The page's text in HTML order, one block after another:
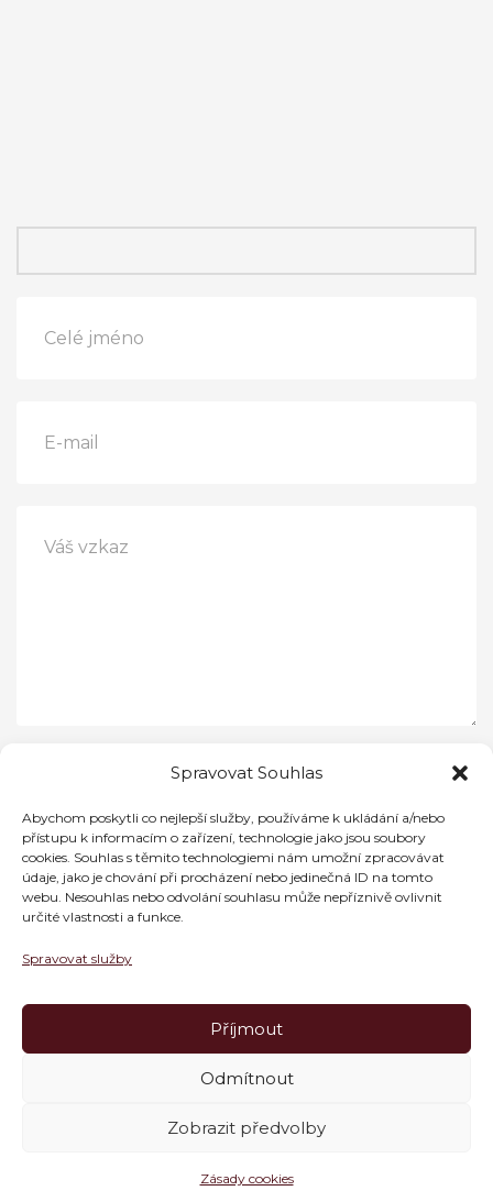
Spravovat Souhlas
Abychom poskytli co nejlepší služby, používáme k ukládání a/nebo
přístupu k informacím o zařízení, technologie jako jsou soubory
cookies. Souhlas s těmito technologiemi nám umožní zpracovávat
údaje, jako je chování při procházení nebo jedinečná ID na tomto
webu. Nesouhlas nebo odvolání souhlasu může nepříznivě ovlivnit
určité vlastnosti a funkce.
Spravovat služby
Příjmout
Odmítnout
Zobrazit předvolby
Zásady cookies